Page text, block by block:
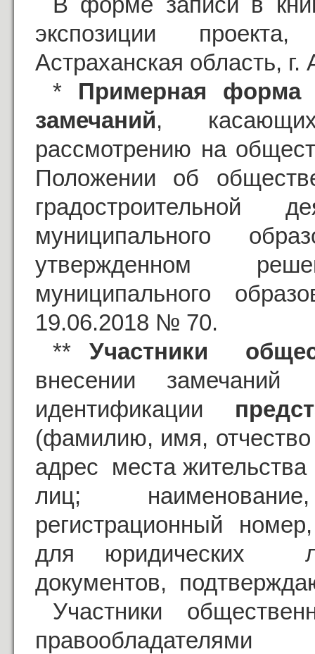
экспозиции
Астраханская область,
* Примерная форма
замечаний,
рассмотрению на
Положении об
градостроительной
муниципального
утвержденном
муниципального
19.06.2018 № 70.
**Участники
внесении
идентификации
(фамилию, имя,
адрес места
лиц; наименование,
регистрационный
для юридических
документов,
Участники
правообладателями